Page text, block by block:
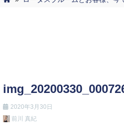
2020年3月30日
前川 真紀